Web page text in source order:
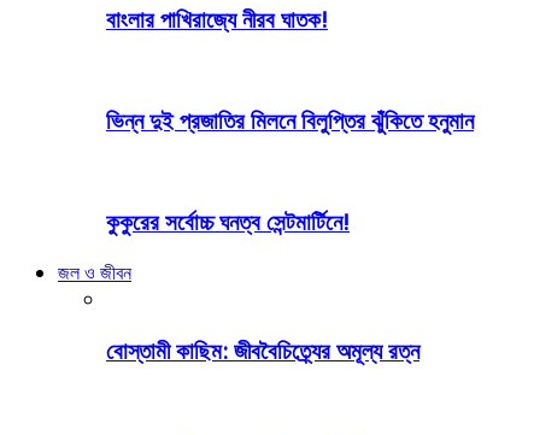
বাংলার পাখিরাজ্যে নীরব ঘাতক!
ভিন্ন দুই প্রজাতির মিলনে বিলুপ্তির ঝুঁকিতে হনুমান
কুকুরের সর্বোচ্চ ঘনত্ব সেন্টমার্টিনে!
জল ও জীবন
বোস্তামী কাছিম: জীববৈচিত্র্যের অমূল্য রত্ন